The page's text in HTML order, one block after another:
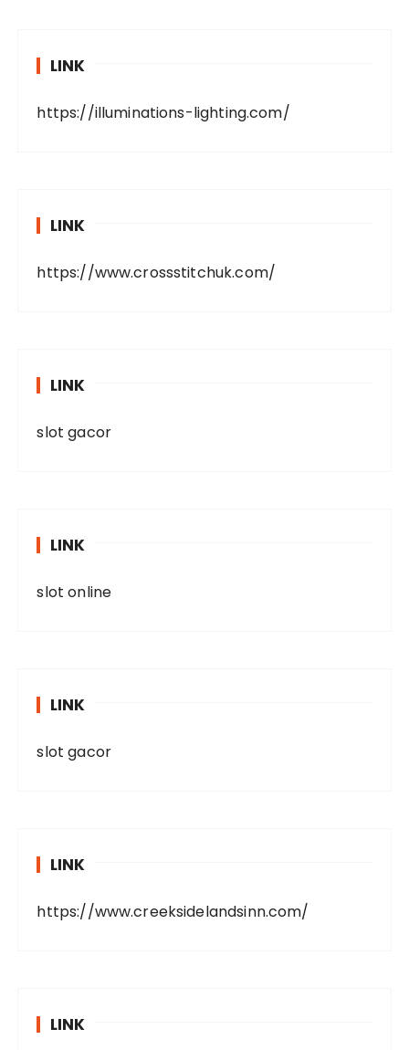
LINK
https://illuminations-lighting.com/
LINK
https://www.crossstitchuk.com/
LINK
slot gacor
LINK
slot online
LINK
slot gacor
LINK
https://www.creeksidelandsinn.com/
LINK